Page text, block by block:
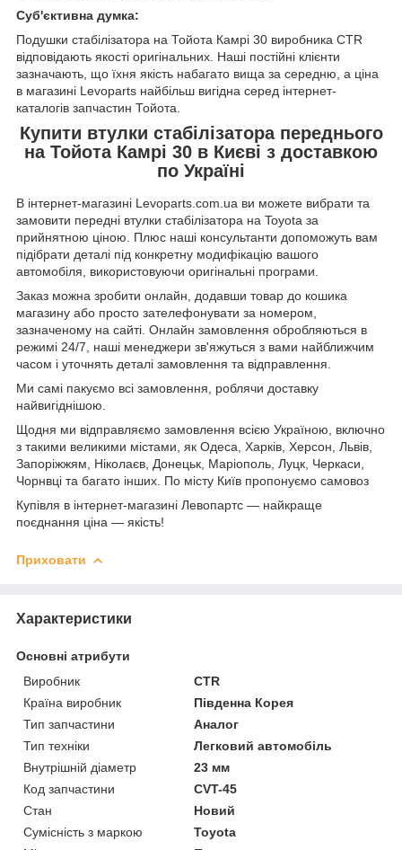
Суб'єктивна думка:
Подушки стабілізатора на Тойота Камрі 30 виробника CTR
відповідають якості оригінальних. Наші постійні клієнти
зазначають, що їхня якість набагато вища за середню, а ціна
в магазині Levoparts найбільш вигідна серед інтернет-
каталогів запчастин Тойота.
Купити втулки стабілізатора переднього
на Тойота Камрі 30 в Києві з доставкою
по Україні
В інтернет-магазині Levoparts.com.ua ви можете вибрати та
замовити передні втулки стабілізатора на Toyota за
прийнятною ціною. Плюс наші консультанти допоможуть вам
підібрати деталі під конкретну модифікацію вашого
автомобіля, використовуючи оригінальні програми.
Заказ можна зробити онлайн, додавши товар до кошика
магазину або просто зателефонувати за номером,
зазначеному на сайті. Онлайн замовлення обробляються в
режимі 24/7, наші менеджери зв'яжуться з вами найближчим
часом і уточнять деталі замовлення та відправлення.
Ми самі пакуємо всі замовлення, роблячи доставку
найвигіднішою.
Щодня ми відправляємо замовлення всією Україною, включно
з такими великими містами, як Одеса, Харків, Херсон, Львів,
Запоріжжям, Ніколаєв, Донецьк, Маріополь, Луцк, Черкаси,
Чорнвці та багато інших. По місту Київ пропонуємо самовоз
Купівля в інтернет-магазині Левопартс — найкраще
поєднання ціна — якість!
Приховати
Характеристики
Основні атрибути
Виробник
CTR
Країна виробник
Південна Корея
Тип запчастини
Аналог
Тип техніки
Легковий автомобіль
Внутрішній діаметр
23 мм
Код запчастини
CVT-45
Стан
Новий
Сумісність з маркою
Toyota